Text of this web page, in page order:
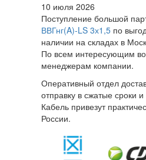
10 июля 2026
Поступление большой
ВВГнг(A)-LS 3х1,5 по
наличии на складах в
По всем интересующим
менеджерам компании.
Оперативный отдел
отправку в сжатые сроки
Кабель привезут
России.